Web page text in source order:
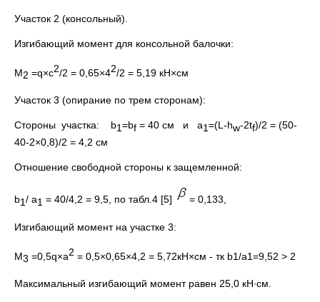
Участок 2 (консольный).
Изгибающий момент для консольной балочки:
М2 =q×с2/2 = 0,65×42/2 = 5,19 кН×см
Участок 3 (опирание по трем сторонам):
Стороны участка: b1=bf = 40 см и а1=(L-hw-2tf)/2 = (50-
40-2×0,8)/2 = 4,2 см
Отношение свободной стороны к защемленной:
b1/ а1 = 40/4,2 = 9,5, по табл.4 [5] = 0,133,
Изгибающий момент на участке 3:
M3 =0,5q×а2 = 0,5×0,65×4,2 = 5,72кН×см - тк b1/а1=9,52 > 2
Максимальный изгибающий момент равен 25,0 кН∙см.